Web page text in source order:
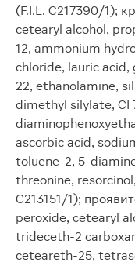
(F.I.L. C217390/1);
cetearyl alcohol,
12, ammonium
chloride, lauric
22, ethanolamine,
dimethyl silylate, CI
ascorbic acid,
toluene-2, 5-
threonine,
C213151/1);
peroxide, cetearyl
trideceth-2
ceteareth-25,